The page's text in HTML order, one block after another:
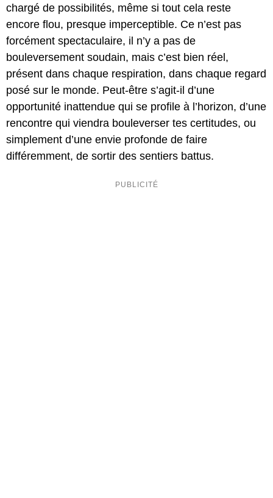
chargé de possibilités, même si tout cela reste
encore flou, presque imperceptible. Ce n’est pas
forcément spectaculaire, il n’y a pas de
bouleversement soudain, mais c’est bien réel,
présent dans chaque respiration, dans chaque regard
posé sur le monde. Peut-être s’agit-il d’une
opportunité inattendue qui se profile à l’horizon, d’une
rencontre qui viendra bouleverser tes certitudes, ou
simplement d’une envie profonde de faire
différemment, de sortir des sentiers battus.